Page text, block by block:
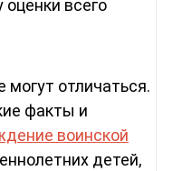
всего
могут отличаться.
факты и
воинской
детей,